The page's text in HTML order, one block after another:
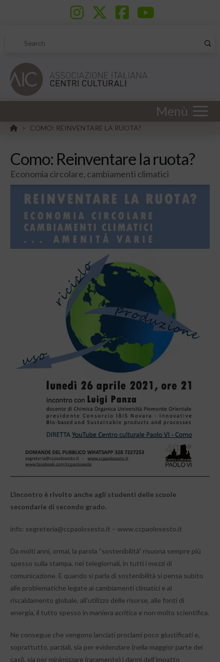
Search
Menù
HOME
> COMO: REINVENTARE LA RUOTA?
Como: Reinventare la ruota?
Economia circolare, cambiamenti climatici
L’incontro è rivolto anche agli studenti delle scuole
secondarie di secondo grado.
info: segreteria@ccpaolosesto.it – www.ccpaolosesto.it
Da molti anni, ormai, la parola “sostenibilità” risuona sempre più
spesso sulla stampa, nei telegiornali, in tutti i mezzi di
comunicazione. E quando si parla di sostenibilità si pensa subito
alle problematiche legate ai cambiamenti climatici e al
riscaldamento globale, all’utilizzo delle risorse, alle fonti di
energia, il tutto spesso in maniera acritica e non molto scientifica.
Ne consegue che vengono lanciati proclami poco giustificati e,
soprattutto, parziali, sia per evidenziare (nella maggior parte dei
casi), sia per minimizzare (raramente) i danni dell’impatto